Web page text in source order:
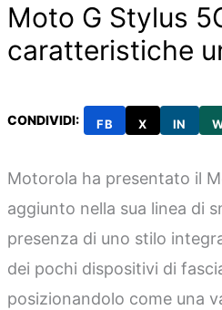
Moto G Stylus
caratteristiche
CONDIVIDI: FB X IN
Motorola ha presentato il
aggiunto nella sua linea di
presenza di uno stilo
dei pochi dispositivi di
posizionandolo come una